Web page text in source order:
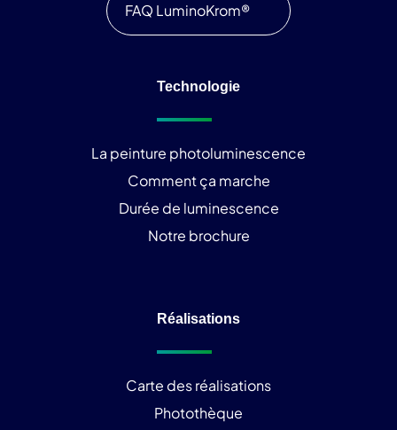
FAQ LuminoKrom®
Technologie
La peinture photoluminescence
Comment ça marche
Durée de luminescence
Notre brochure
Réalisations
Carte des réalisations
Photothèque